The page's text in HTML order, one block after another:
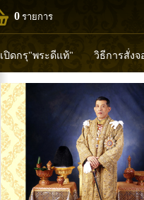
0 รายการ
เปิดกรุ"พระดีแท้" วิธีการสั่งจ
หลวงพ่อทวด หลวงปู่ทิม
พระพุทธวิริยากร